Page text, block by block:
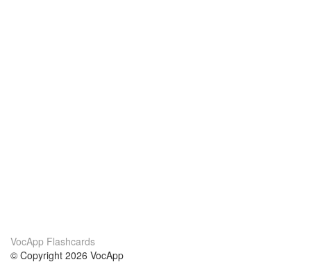
VocApp Flashcards
© Copyright 2026 VocApp